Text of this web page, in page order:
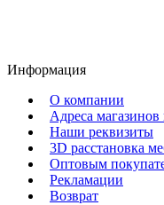
Информация
О компании
Адреса магазинов
Наши реквизиты
3D расстановка
Оптовым
Рекламации
Возврат